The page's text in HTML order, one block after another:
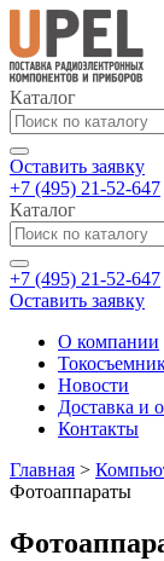
Каталог
Оставить заявку
+7 (495) 21-52-647
Каталог
+7 (495) 21-52-647
Оставить заявку
О компании
Новости
Доставка и
Контакты
Главная >
Фотоаппараты